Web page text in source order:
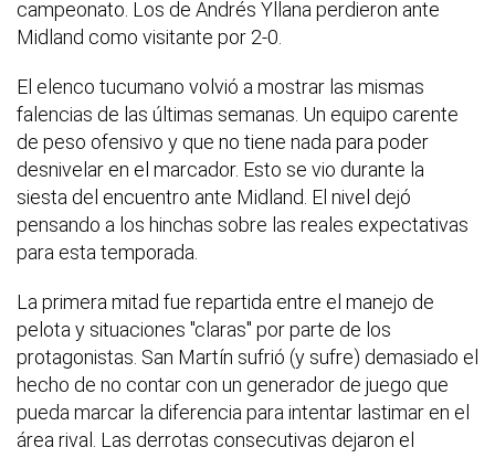
campeonato. Los de Andrés Yllana perdieron ante
Midland como visitante por 2-0.
El elenco tucumano volvió a mostrar las mismas
falencias de las últimas semanas. Un equipo carente
de peso ofensivo y que no tiene nada para poder
desnivelar en el marcador. Esto se vio durante la
siesta del encuentro ante Midland. El nivel dejó
pensando a los hinchas sobre las reales expectativas
para esta temporada.
La primera mitad fue repartida entre el manejo de
pelota y situaciones "claras" por parte de los
protagonistas. San Martín sufrió (y sufre) demasiado el
hecho de no contar con un generador de juego que
pueda marcar la diferencia para intentar lastimar en el
área rival. Las derrotas consecutivas dejaron el